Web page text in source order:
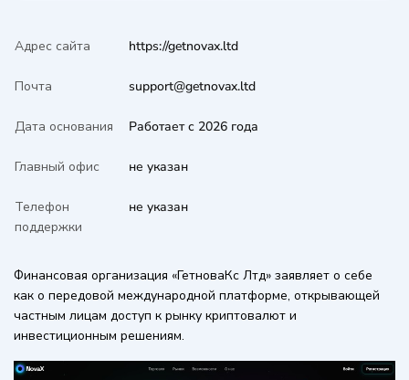
Адрес сайта https://getnovax.ltd
Почта support@getnovax.ltd
Дата основания Работает с 2026 года
Главный офис не указан
Телефон
поддержки
не указан
Финансовая организация «ГетноваКс Лтд» заявляет о себе
как о передовой международной платформе, открывающей
частным лицам доступ к рынку криптовалют и
инвестиционным решениям.